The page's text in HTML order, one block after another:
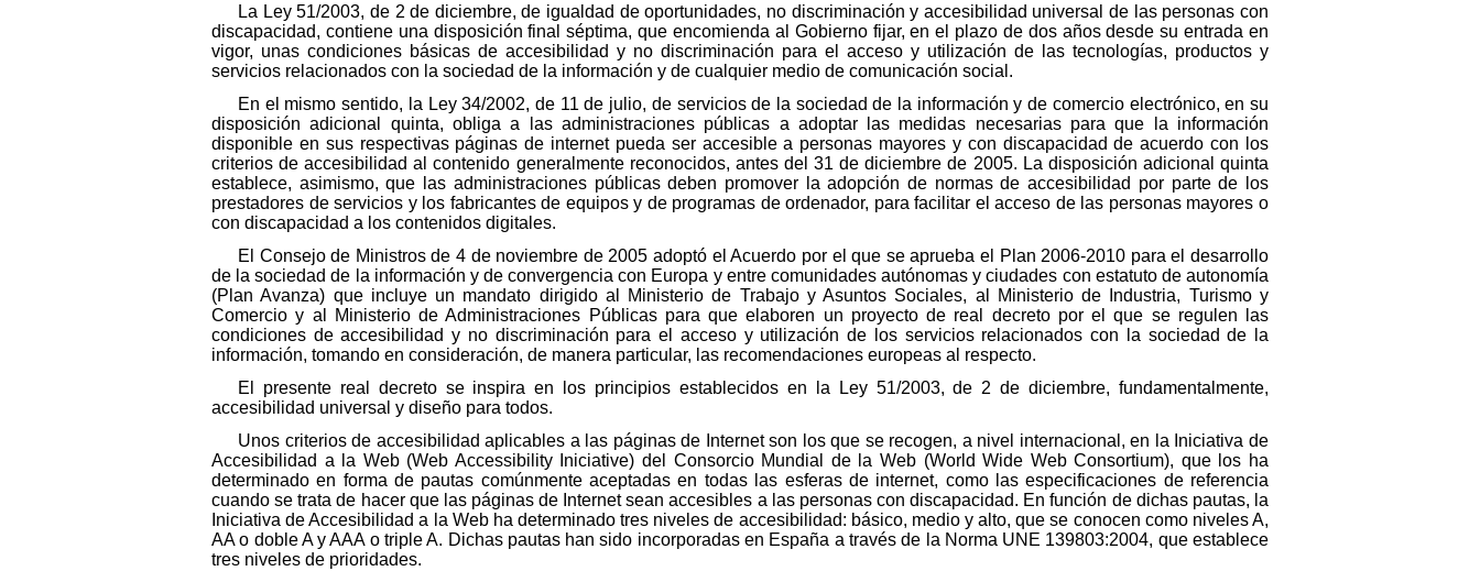
La Ley 51/2003, de 2 de diciembre, de igualdad de oportunidades, no discriminación y accesibilidad universal de las personas con
discapacidad, contiene una disposición final séptima, que encomienda al Gobierno fijar, en el plazo de dos años desde su entrada en
vigor, unas condiciones básicas de accesibilidad y no discriminación para el acceso y utilización de las tecnologías, productos y
servicios relacionados con la sociedad de la información y de cualquier medio de comunicación social.
En el mismo sentido, la Ley 34/2002, de 11 de julio, de servicios de la sociedad de la información y de comercio electrónico, en su
disposición adicional quinta, obliga a las administraciones públicas a adoptar las medidas necesarias para que la información
disponible en sus respectivas páginas de internet pueda ser accesible a personas mayores y con discapacidad de acuerdo con los
criterios de accesibilidad al contenido generalmente reconocidos, antes del 31 de diciembre de 2005. La disposición adicional quinta
establece, asimismo, que las administraciones públicas deben promover la adopción de normas de accesibilidad por parte de los
prestadores de servicios y los fabricantes de equipos y de programas de ordenador, para facilitar el acceso de las personas mayores o
con discapacidad a los contenidos digitales.
El Consejo de Ministros de 4 de noviembre de 2005 adoptó el Acuerdo por el que se aprueba el Plan 2006-2010 para el desarrollo
de la sociedad de la información y de convergencia con Europa y entre comunidades autónomas y ciudades con estatuto de autonomía
(Plan Avanza) que incluye un mandato dirigido al Ministerio de Trabajo y Asuntos Sociales, al Ministerio de Industria, Turismo y
Comercio y al Ministerio de Administraciones Públicas para que elaboren un proyecto de real decreto por el que se regulen las
condiciones de accesibilidad y no discriminación para el acceso y utilización de los servicios relacionados con la sociedad de la
información, tomando en consideración, de manera particular, las recomendaciones europeas al respecto.
El presente real decreto se inspira en los principios establecidos en la Ley 51/2003, de 2 de diciembre, fundamentalmente,
accesibilidad universal y diseño para todos.
Unos criterios de accesibilidad aplicables a las páginas de Internet son los que se recogen, a nivel internacional, en la Iniciativa de
Accesibilidad a la Web (Web Accessibility Iniciative) del Consorcio Mundial de la Web (World Wide Web Consortium), que los ha
determinado en forma de pautas comúnmente aceptadas en todas las esferas de internet, como las especificaciones de referencia
cuando se trata de hacer que las páginas de Internet sean accesibles a las personas con discapacidad. En función de dichas pautas, la
Iniciativa de Accesibilidad a la Web ha determinado tres niveles de accesibilidad: básico, medio y alto, que se conocen como niveles A,
AA o doble A y AAA o triple A. Dichas pautas han sido incorporadas en España a través de la Norma UNE 139803:2004, que establece
tres niveles de prioridades.